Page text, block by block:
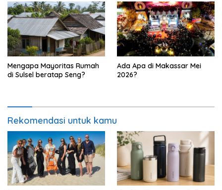
Mengapa Mayoritas Rumah
di Sulsel beratap Seng?
Ada Apa di Makassar Mei
2026?
Rekomendasi untuk kamu